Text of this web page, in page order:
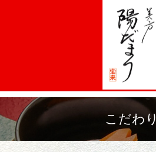
こだわり